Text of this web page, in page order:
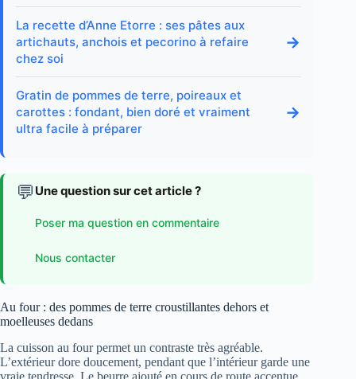
La recette d’Anne Etorre : ses pâtes aux
artichauts, anchois et pecorino à refaire
chez soi
→
Gratin de pommes de terre, poireaux et
carottes : fondant, bien doré et vraiment
ultra facile à préparer
→
💬 Une question sur cet article ?
Poser ma question en commentaire
Nous contacter
Au four : des pommes de terre croustillantes dehors et
moelleuses dedans
La cuisson au four permet un contraste très agréable.
L’extérieur dore doucement, pendant que l’intérieur garde une
vraie tendresse. Le beurre ajouté en cours de route accentue